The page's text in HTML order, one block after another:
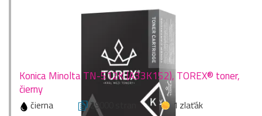
Konica Minolta TN-512K (A33K152), TOREX® toner,
čierny
čierna 29000 stran
1 zlaťák